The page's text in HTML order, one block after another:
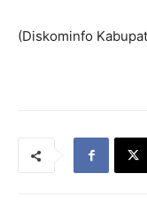
(Diskominfo